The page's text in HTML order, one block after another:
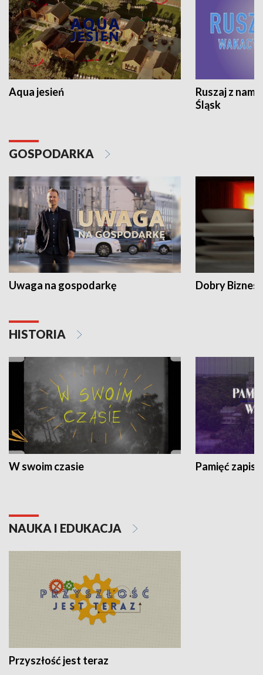
Aqua jesień
Ruszaj z
Śląsk
GOSPODARKA
Uwaga na gospodarkę Dobry Biznes
HISTORIA
W swoim czasie Pamięć
NAUKA I EDUKACJA
Przyszłość jest teraz